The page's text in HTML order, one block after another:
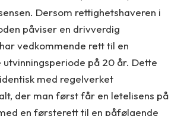
Dersom rettighetshaveren i
påviser en drivverdig
vedkommende rett til en
på 20 år. Dette
med regelverket
der man først får en letelisens på
en førsterett til en påfølgende